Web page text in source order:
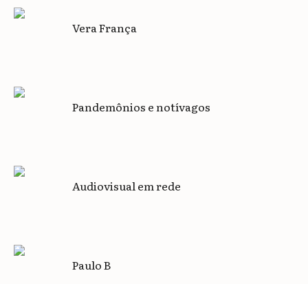
Vera França
Pandemônios e notívagos
Audiovisual em rede
Paulo B